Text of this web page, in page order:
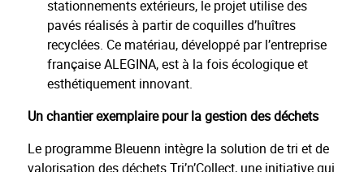
stationnements extérieurs, le projet utilise des
pavés réalisés à partir de coquilles d’huîtres
recyclées. Ce matériau, développé par l’entreprise
française ALEGINA, est à la fois écologique et
esthétiquement innovant.
Un chantier exemplaire pour la gestion des déchets
Le programme Bleuenn intègre la solution de tri et de
valorisation des déchets Tri’n’Collect, une initiative qui